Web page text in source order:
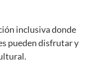
inclusiva donde
pueden disfrutar y